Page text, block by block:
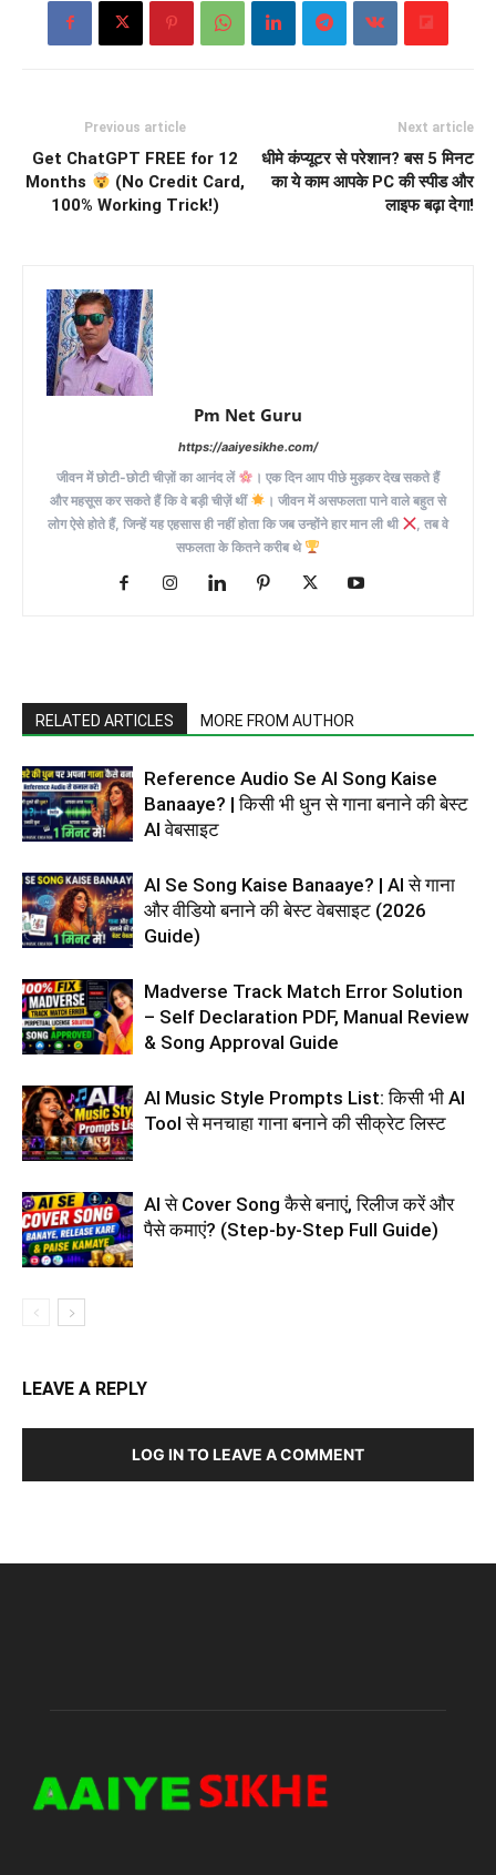
Previous article
Get ChatGPT FREE for 12
Months
(No Credit Card,
100% Working Trick!)
Next article
धीमे कंप्यूटर से परेशान? बस 5 मिनट
का ये काम आपके PC की स्पीड और
लाइफ बढ़ा देगा!
Pm Net Guru
https://aaiyesikhe.com/
जीवन में छोटी-छोटी चीज़ों का आनंद लें
। एक दिन आप पीछे मुड़कर देख सकते हैं
और महसूस कर सकते हैं कि वे बड़ी चीज़ें थीं
। जीवन में असफलता पाने वाले बहुत से
लोग ऐसे होते हैं, जिन्हें यह एहसास ही नहीं होता कि जब उन्होंने हार मान ली थी
, तब वे
सफलता के कितने करीब थे
RELATED ARTICLES MORE FROM AUTHOR
Reference Audio Se AI Song Kaise
Banaaye? | किसी भी धुन से गाना बनाने की बेस्ट
AI वेबसाइट
AI Se Song Kaise Banaaye? | AI से गाना
और वीडियो बनाने की बेस्ट वेबसाइट (2026
Guide)
Madverse Track Match Error Solution
– Self Declaration PDF, Manual Review
& Song Approval Guide
AI Music Style Prompts List: किसी भी AI
Tool से मनचाहा गाना बनाने की सीक्रेट लिस्ट
AI से Cover Song कैसे बनाएं, रिलीज करें और
पैसे कमाएं? (Step-by-Step Full Guide)
LEAVE A REPLY
LOG IN TO LEAVE A COMMENT